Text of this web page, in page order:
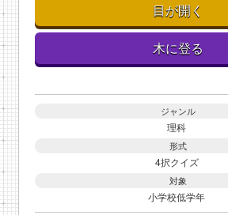
目が開く
木に登る
ジャンル
理科
形式
4択クイズ
対象
小学校低学年